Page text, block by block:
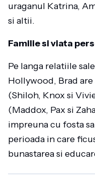
uraganul Katrina,
si altii.
Familie si viata
Pe langa relatiile
Hollywood, Brad
(Shiloh, Knox si
(Maddox, Pax si
impreuna cu fosta
perioada in care
bunastarea si